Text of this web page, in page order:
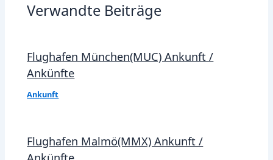
Verwandte Beiträge
Flughafen München(MUC) Ankunft /
Ankünfte
Ankunft
Flughafen Malmö(MMX) Ankunft /